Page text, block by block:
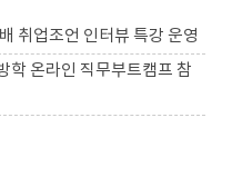
취업조언 인터뷰 특강 운영
학 온라인 직무부트캠프 참